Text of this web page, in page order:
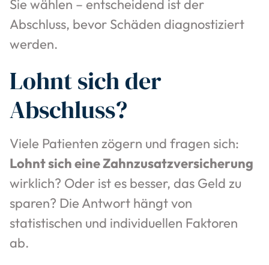
Sie wählen – entscheidend ist der
Abschluss, bevor Schäden diagnostiziert
werden.
Lohnt sich der
Abschluss?
Viele Patienten zögern und fragen sich:
Lohnt sich eine Zahnzusatzversicherung
wirklich? Oder ist es besser, das Geld zu
sparen? Die Antwort hängt von
statistischen und individuellen Faktoren
ab.